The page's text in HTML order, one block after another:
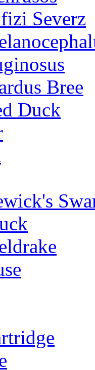
Severz
Bree
Duck